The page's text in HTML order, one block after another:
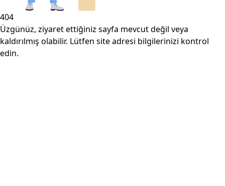
404
Üzgünüz, ziyaret ettiğiniz sayfa mevcut değil veya
kaldırılmış olabilir. Lütfen site adresi bilgilerinizi kontrol
edin.